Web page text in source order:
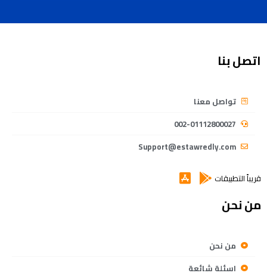
اتصل بنا
تواصل معنا
002-01112800027
Support@estawredly.com
قريباً التطبيقات
من نحن
من نحن
اسئلة شائعة